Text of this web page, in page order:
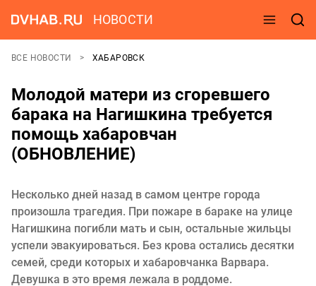
НОВОСТИ
ВСЕ НОВОСТИ ХАБАРОВСК
Молодой матери из сгоревшего
барака на Нагишкина требуется
помощь хабаровчан
(ОБНОВЛЕНИЕ)
Несколько дней назад в самом центре города
произошла трагедия. При пожаре в бараке на улице
Нагишкина погибли мать и сын, остальные жильцы
успели эвакуироваться. Без крова остались десятки
семей, среди которых и хабаровчанка Варвара.
Девушка в это время лежала в роддоме.